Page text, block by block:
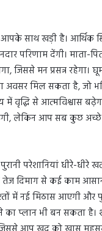
साथ खड़ी है। आर्थिक
परिणाम देंगी। माता-
जिससे मन प्रसन्न रहेगा।
अवसर मिल सकता है, जो
में वृद्धि से आत्मविश्वास
लेकिन आप सब कुछ
परेशानियां धीरे-धीरे
दिमाग से कई काम
में नई मिठास आएगी और
का प्लान भी बन सकता